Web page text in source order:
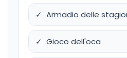
✓ Armadio delle
✓ Gioco dell'oca